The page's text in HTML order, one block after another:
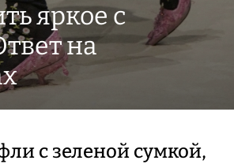
яркое с
на
с зеленой сумкой,